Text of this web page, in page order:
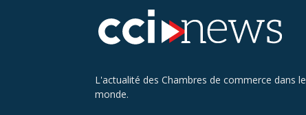
L'actualité des Chambres de commerce dans le
monde.